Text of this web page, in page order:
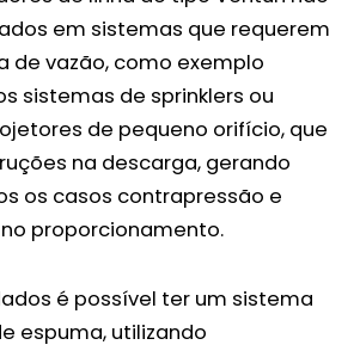
em sistemas que requerem
de vazão, como exemplo
sistemas de sprinklers ou
de pequeno orifício, que
na descarga, gerando
os casos contrapressão e
proporcionamento.
é possível ter um sistema
espuma, utilizando